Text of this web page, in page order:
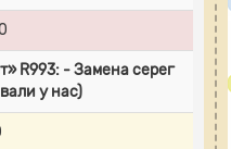
R993: - Замена серег
у нас)